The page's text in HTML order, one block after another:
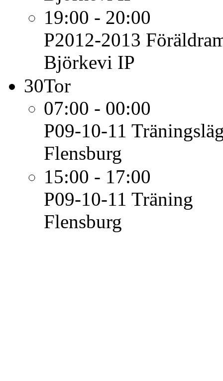
19:00 - 20:00
P2012-2013
Björkevi IP
30Tor
07:00 - 00:00
P09-10-11
Flensburg
15:00 - 17:00
P09-10-11 Träning
Flensburg